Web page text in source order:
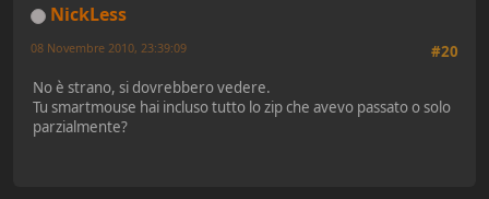
NickLess
#20
08 Novembre 2010, 23:39:09
No è strano, si dovrebbero vedere.
Tu smartmouse hai incluso tutto lo zip che avevo passato o solo
parzialmente?